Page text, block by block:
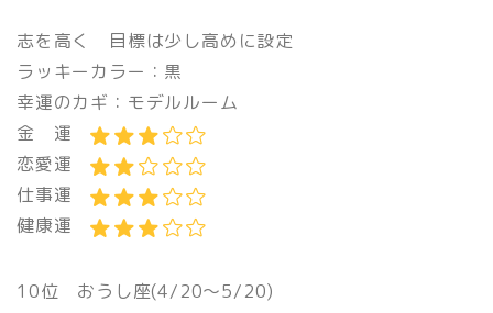
志を高く 目標は少し高めに設定
ラッキーカラー：黒
幸運のカギ：モデルルーム
金 運
恋愛運
仕事運
健康運
10位 おうし座(4/20〜5/20)